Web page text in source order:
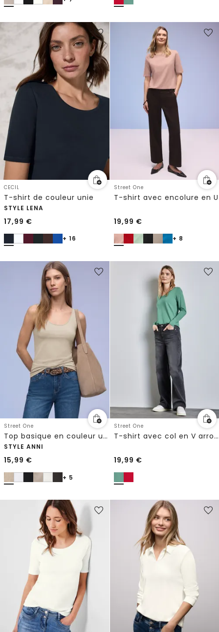
CECIL
T-shirt de couleur unie
STYLE LENA
17,99 €
+ 16
Street One
T-shirt avec encolure en U
19,99 €
+ 8
Street One
Top basique en couleur unie
STYLE ANNI
15,99 €
+ 5
Street One
T-shirt avec col en V arrondi
19,99 €